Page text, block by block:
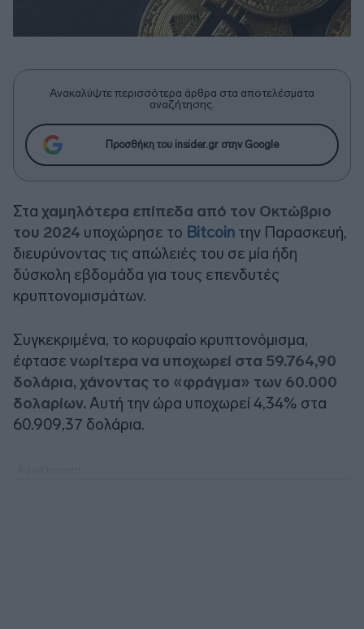
Ανακαλύψτε περισσότερα άρθρα στα αποτελέσματα
αναζήτησης.
Προσθήκη του insider.gr στην Google
Στα χαμηλότερα επίπεδα από τον Οκτώβριο
του 2024 υποχώρησε το Bitcoin την Παρασκευή,
διευρύνοντας τις απώλειές του σε μία ήδη
δύσκολη εβδομάδα για τους επενδυτές
κρυπτονομισμάτων.
Συγκεκριμένα, το κορυφαίο κρυπτονόμισμα,
έφτασε νωρίτερα να υποχωρεί στα 59.764,90
δολάρια, χάνοντας το «φράγμα» των 60.000
δολαρίων.Αυτή την ώρα υποχωρεί 4,34% στα
60.909,37 δολάρια.